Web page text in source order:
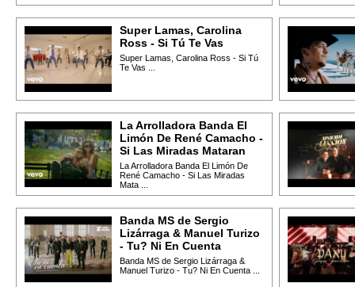
Super Lamas, Carolina
Ross - Si Tú Te Vas
Super Lamas, Carolina Ross - Si Tú
Te Vas ...
La Arrolladora Banda El
Limón De René Camacho -
Si Las Miradas Mataran
La Arrolladora Banda El Limón De
René Camacho - Si Las Miradas
Mata ...
Banda MS de Sergio
Lizárraga & Manuel Turizo
- Tu? Ni En Cuenta
Banda MS de Sergio Lizárraga &
Manuel Turizo - Tu? Ni En Cuenta ...